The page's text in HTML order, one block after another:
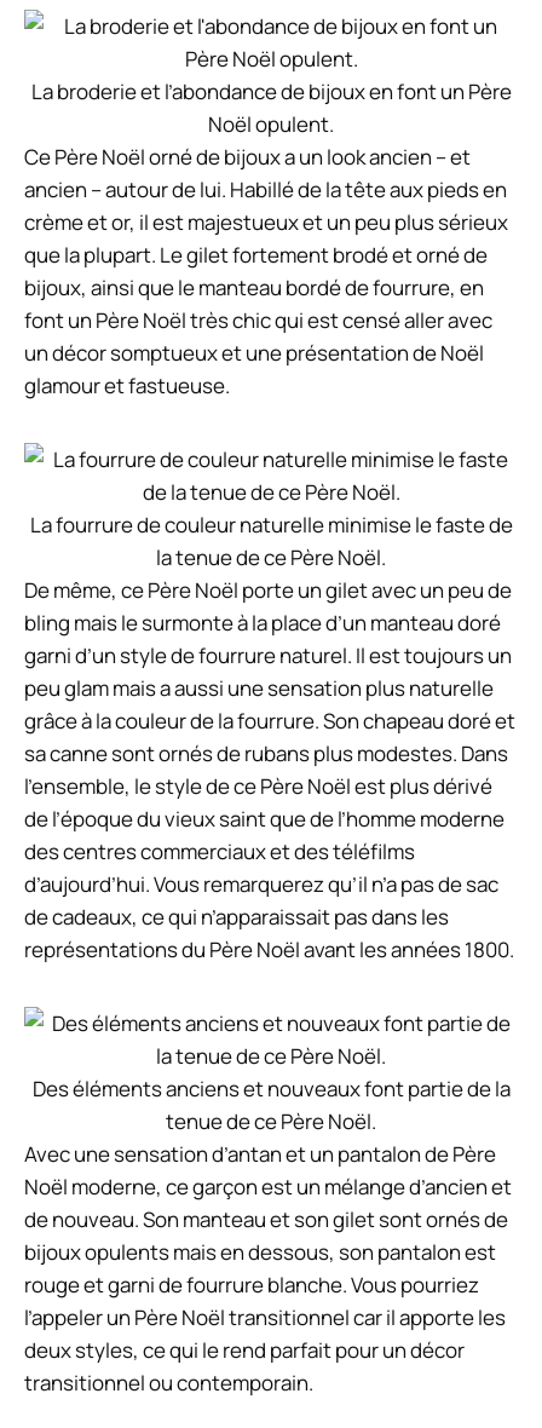
La broderie et l’abondance de bijoux en font un Père
Noël opulent.
Ce Père Noël orné de bijoux a un look ancien – et
ancien – autour de lui. Habillé de la tête aux pieds en
crème et or, il est majestueux et un peu plus sérieux
que la plupart. Le gilet fortement brodé et orné de
bijoux, ainsi que le manteau bordé de fourrure, en
font un Père Noël très chic qui est censé aller avec
un décor somptueux et une présentation de Noël
glamour et fastueuse.
La fourrure de couleur naturelle minimise le faste de
la tenue de ce Père Noël.
De même, ce Père Noël porte un gilet avec un peu de
bling mais le surmonte à la place d’un manteau doré
garni d’un style de fourrure naturel. Il est toujours un
peu glam mais a aussi une sensation plus naturelle
grâce à la couleur de la fourrure. Son chapeau doré et
sa canne sont ornés de rubans plus modestes. Dans
l’ensemble, le style de ce Père Noël est plus dérivé
de l’époque du vieux saint que de l’homme moderne
des centres commerciaux et des téléfilms
d’aujourd’hui. Vous remarquerez qu’il n’a pas de sac
de cadeaux, ce qui n’apparaissait pas dans les
représentations du Père Noël avant les années 1800.
Des éléments anciens et nouveaux font partie de la
tenue de ce Père Noël.
Avec une sensation d’antan et un pantalon de Père
Noël moderne, ce garçon est un mélange d’ancien et
de nouveau. Son manteau et son gilet sont ornés de
bijoux opulents mais en dessous, son pantalon est
rouge et garni de fourrure blanche. Vous pourriez
l’appeler un Père Noël transitionnel car il apporte les
deux styles, ce qui le rend parfait pour un décor
transitionnel ou contemporain.